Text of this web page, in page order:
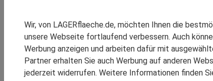
SCHOMBURG GMBH
SM LOGISTIC
KOOPERATIONEN
P3 Logistic Parks
am JadeWeserPort
Frankfurt am Main | 12. Juli 2023 – P3 Logistic
Wir, von LAGERflaeche.de, möchten Ihnen die
unsere Webseite fortlaufend verbessern. Auch
Werbung anzeigen und arbeiten dafür mit
Partner erhalten Sie auch Werbung auf anderen
jederzeit widerrufen. Weitere Informationen finden